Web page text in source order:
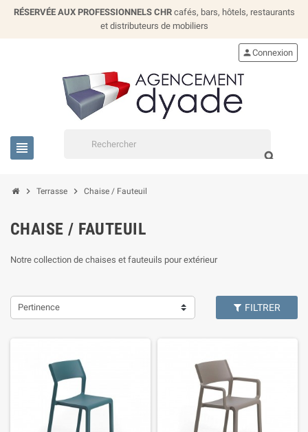
RÉSERVÉE AUX PROFESSIONNELS CHRcafés, bars, hôtels, restaurants
et distributeurs de mobiliers
view_headline
search
personConnexion
chevron_right Terrasse chevron_right Chaise / Fauteuil
CHAISE / FAUTEUIL
Notre collection de chaises et fauteuils pour extérieur
Pertinence FILTRER